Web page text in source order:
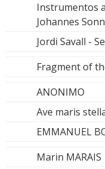
Instrumentos
Johannes
Jordi Savall -
Fragment of
ANONIMO
Ave maris
EMMANUEL
Marin MARAIS